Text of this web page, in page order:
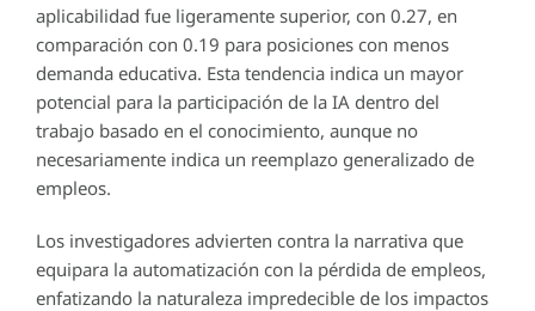
aplicabilidad fue ligeramente superior, con 0.27, en
comparación con 0.19 para posiciones con menos
demanda educativa. Esta tendencia indica un mayor
potencial para la participación de la IA dentro del
trabajo basado en el conocimiento, aunque no
necesariamente indica un reemplazo generalizado de
empleos.
Los investigadores advierten contra la narrativa que
equipara la automatización con la pérdida de empleos,
enfatizando la naturaleza impredecible de los impactos